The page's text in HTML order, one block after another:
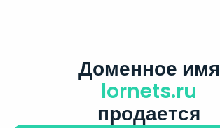
Доменное имя
lornets.ru
продается